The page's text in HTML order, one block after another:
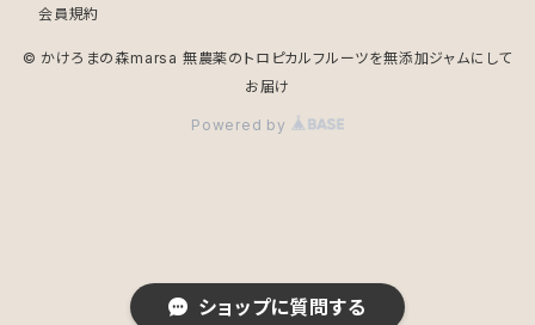
ショップに質問する
会員規約
© かけろまの森marsa 無農薬のトロピカルフルーツを無添加ジャムにして
お届け
Powered by